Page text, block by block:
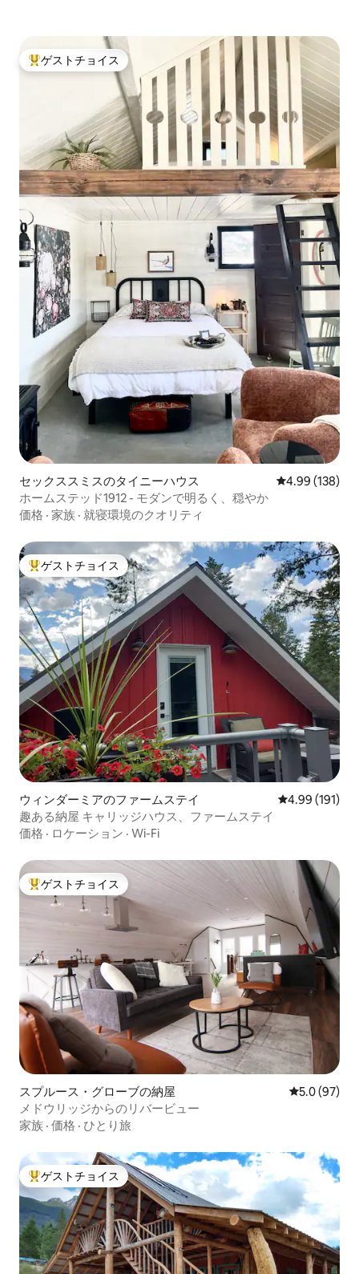
大好評のゲストチョイスです。
ゲストチョイス
セックススミスのタイニーハウス レビュー138
4.99 (138)
ホームステッド1912 - モダンで明るく、穏やか
価格 · 家族 · 就寝環境のクオリティ
大好評のゲストチョイスです。
ゲストチョイス
ウィンダーミアのファームステイ レビュー191
4.99 (191)
趣ある納屋 キャリッジハウス、ファームステイ
価格 · ロケーション · Wi-Fi
大好評のゲストチョイスです。
ゲストチョイス
スプルース・グローブの納屋 レビュー97
5.0 (97)
メドウリッジからのリバービュー
家族 · 価格 · ひとり旅
大好評のゲストチョイスです。
ゲストチョイス